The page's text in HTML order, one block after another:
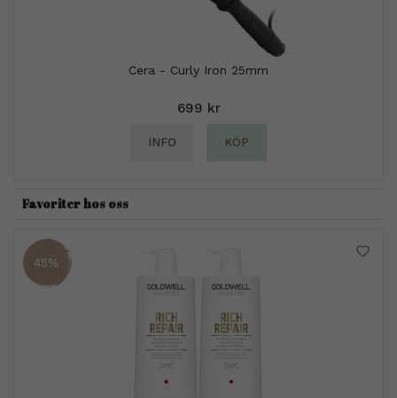
Cera - Curly Iron 25mm
699 kr
INFO KÖP
Favoriter hos oss
45%